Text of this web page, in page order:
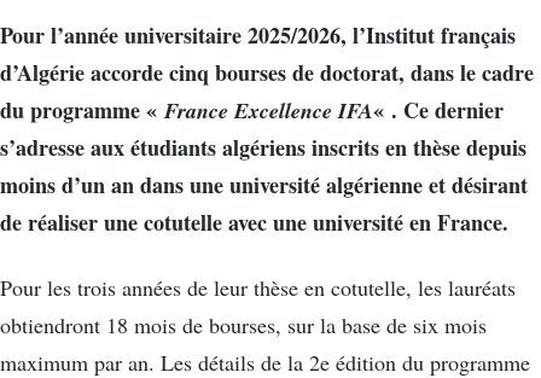
Pour l’année universitaire 2025/2026, l’Institut français
d’Algérie accorde cinq bourses de doctorat, dans le cadre
du programme «France Excellence IFA« . Ce dernier
s’adresse aux étudiants algériens inscrits en thèse depuis
moins d’un an dans une université algérienne et désirant
de réaliser une cotutelle avec une université en France.
Pour les trois années de leur thèse en cotutelle, les lauréats
obtiendront 18 mois de bourses, sur la base de six mois
maximum par an. Les détails de la 2e édition du programme